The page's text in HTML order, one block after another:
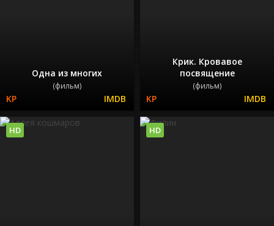
Одна из многих
(фильм)
Крик. Кровавое
посвящение
(фильм)
HD HD